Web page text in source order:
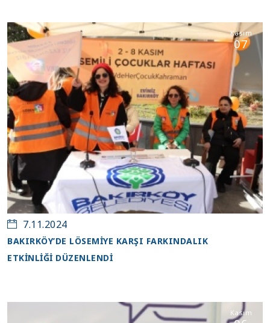
Kasım
07
7.11.2024
BAKIRKÖY’DE LÖSEMİYE KARŞI FARKINDALIK
ETKİNLİĞİ DÜZENLENDİ
Kasım